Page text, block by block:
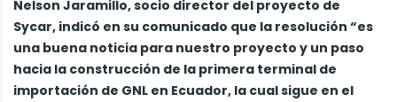
Nelson Jaramillo, socio director del proyecto de
Sycar, indicó en su comunicado que la resolución “es
una buena noticia para nuestro proyecto y un paso
hacia la construcción de la primera terminal de
importación de GNL en Ecuador, la cual sigue en el